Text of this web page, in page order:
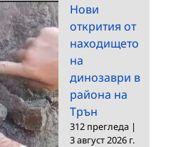
Нови
открития от
находището
на
динозаври в
района на
Трън
312 прегледа |
3 август 2026 г.